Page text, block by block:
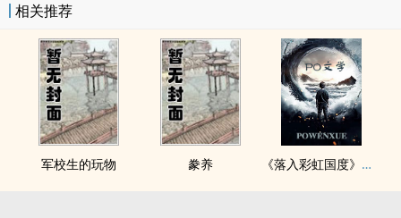
相关推荐
军校生的玩物 豢养 《落入彩虹国度》穿越+西幻+言情